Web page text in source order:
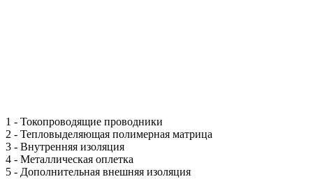
1 - Токопроводящие проводники
2 - Тепловыделяющая полимерная матрица
3 - Внутренняя изоляция
4 - Металлическая оплетка
5 - Дополнительная внешняя изоляция